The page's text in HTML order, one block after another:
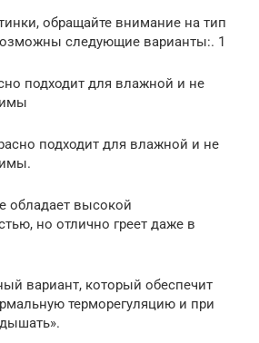
обращайте внимание на тип
следующие варианты:. 1
подходит для влажной и не
подходит для влажной и не
обладает высокой
но отлично греет даже в
вариант, который обеспечит
терморегуляцию и при